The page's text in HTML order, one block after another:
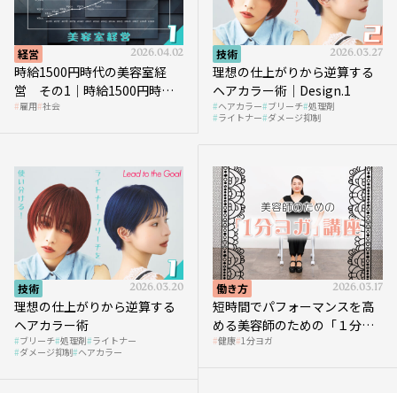
経営 2026.04.02
時給1500円時代の美容室経
営 その1｜時給1500円時代
へ向かう社会的背景
雇用 社会
技術 2026.03.27
理想の仕上がりから逆算する
ヘアカラー術｜Design.1
ヘアカラー ブリーチ 処理剤
ライトナー ダメージ抑制
技術 2026.03.20
理想の仕上がりから逆算する
ヘアカラー術
ブリーチ 処理剤 ライトナー
ダメージ抑制 ヘアカラー
働き方 2026.03.17
短時間でパフォーマンスを高
める美容師のための「１分ヨ
ガ」講座｜実践編
健康 1分ヨガ